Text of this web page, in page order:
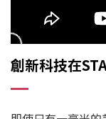
創新科技在